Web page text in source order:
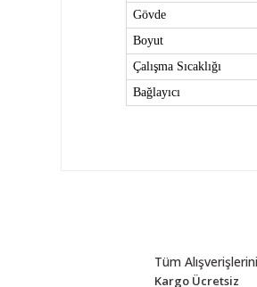
Gövde
Boyut
Çalışma Sıcaklığı
Bağlayıcı
Tüm
Kargo Ücretsiz